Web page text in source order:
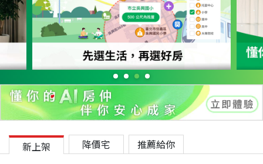
新上架 降價宅 推薦給你